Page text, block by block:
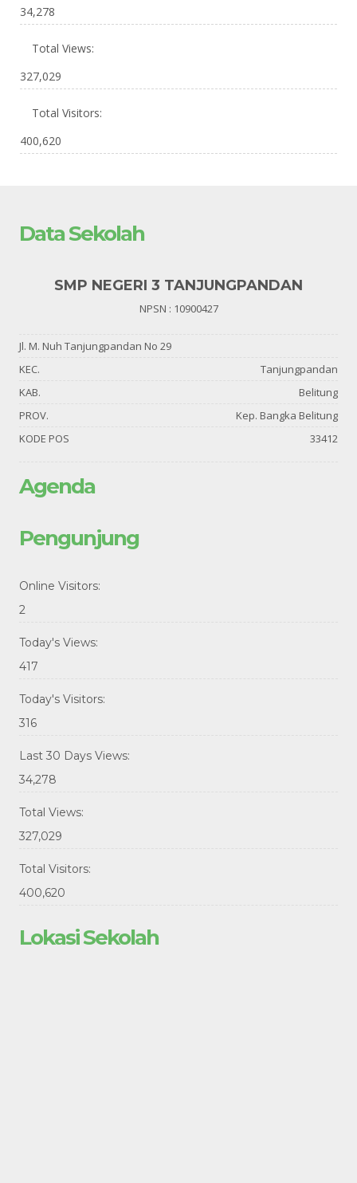
34,278
Total Views:
327,029
Total Visitors:
400,620
Data Sekolah
SMP NEGERI 3 TANJUNGPANDAN
NPSN : 10900427
Jl. M. Nuh Tanjungpandan No 29
KEC.
Tanjungpandan
KAB.
Belitung
PROV.
Kep. Bangka Belitung
KODE POS
33412
Agenda
Pengunjung
Online Visitors:
2
Today's Views:
417
Today's Visitors:
316
Last 30 Days Views:
34,278
Total Views:
327,029
Total Visitors:
400,620
Lokasi Sekolah